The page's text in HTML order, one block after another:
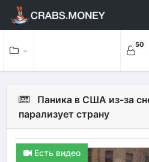
50
Паника в США из-за
парализует страну
Есть видео